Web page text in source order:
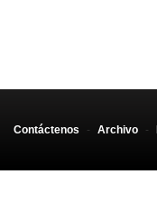
Contáctenos - Archivo -